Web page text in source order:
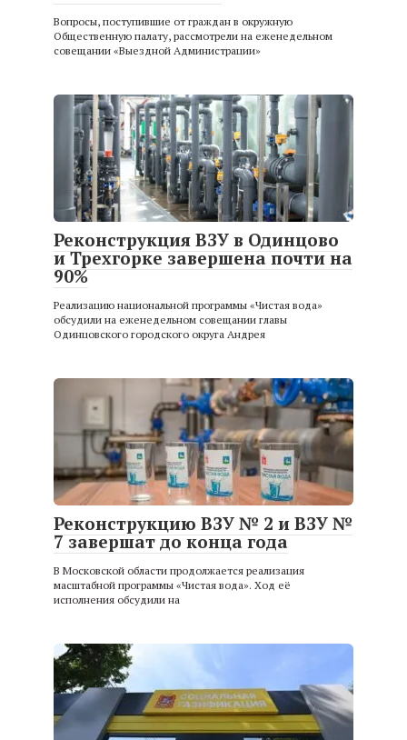
Вопросы, поступившие от граждан в окружную
Общественную палату, рассмотрели на еженедельном
совещании «Выездной Администрации»
Реконструкция ВЗУ в Одинцово
и Трехгорке завершена почти на
90%
Реализацию национальной программы «Чистая вода»
обсудили на еженедельном совещании главы
Одинцовского городского округа Андрея
Реконструкцию ВЗУ № 2 и ВЗУ №
7 завершат до конца года
В Московской области продолжается реализация
масштабной программы «Чистая вода». Ход её
исполнения обсудили на